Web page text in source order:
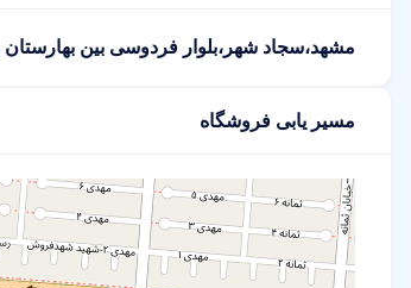
مشهد،سجاد شهر،بلوار فردوسی بین بهارستان
مسیر یابی فروشگاه